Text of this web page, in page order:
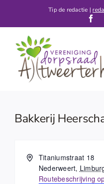
Tip de redactie |
Home
Kalender
Verenigingen
Bakkerij
AdresTitaniumstraat 18
Nederweert,
Routebeschrijving